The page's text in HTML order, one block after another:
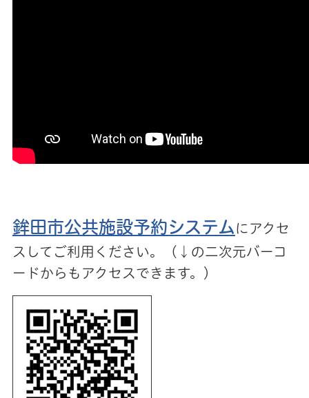
鉾田市公共施設予約システム にアクセ
スしてご利用ください。（↓の二次元バーコ
ードからもアクセスできます。）